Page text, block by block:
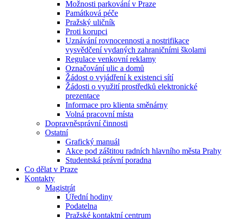
Možnosti parkování v Praze
Památková péče
Pražský uličník
Proti korupci
Uznávání rovnocennosti a nostrifikace
vysvědčení vydaných zahraničními školami
Regulace venkovní reklamy
Označování ulic a domů
Žádost o vyjádření k existenci sítí
Žádosti o využití prostředků elektronické
prezentace
Informace pro klienta směnárny
Volná pracovní místa
Dopravněsprávní činnosti
Ostatní
Grafický manuál
Akce pod záštitou radních hlavního města Prahy
Studentská právní poradna
Co dělat v Praze
Kontakty
Magistrát
Úřední hodiny
Podatelna
Pražské kontaktní centrum